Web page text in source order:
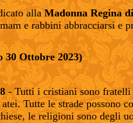
allaMadonna Regina
e rabbini abbracciarsi e
Ottobre 2023)
- Tutti i cristiani sono
Tutte le strade possono
le religioni sono degli